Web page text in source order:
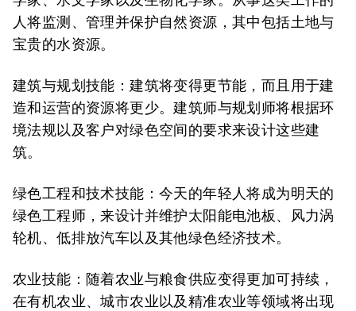
人将监测、管理并保护自然资源，其中包括土地与
宝贵的水资源。
建筑与规划技能 ：建筑将变得更节能，而且用于建
造和运营的资源将更少。建筑师与规划师将根据环
境法规以及客户对绿色空间的要求来设计这些建
筑。
绿色工程和技术技能 ：今天的年轻人将成为明天的
绿色工程师，来设计并维护太阳能电池板、风力涡
轮机、低排放汽车以及其他绿色经济技术。
农业技能 ：随着农业与粮食供应变得更加可持续，
在有机农业、城市农业以及精准农业等领域将出现